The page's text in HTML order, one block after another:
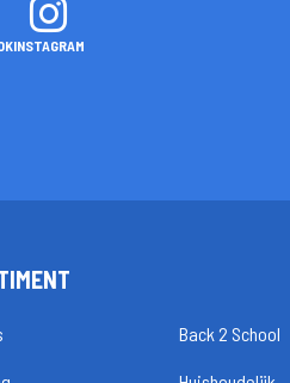
INSTAGRAM
Back 2 School